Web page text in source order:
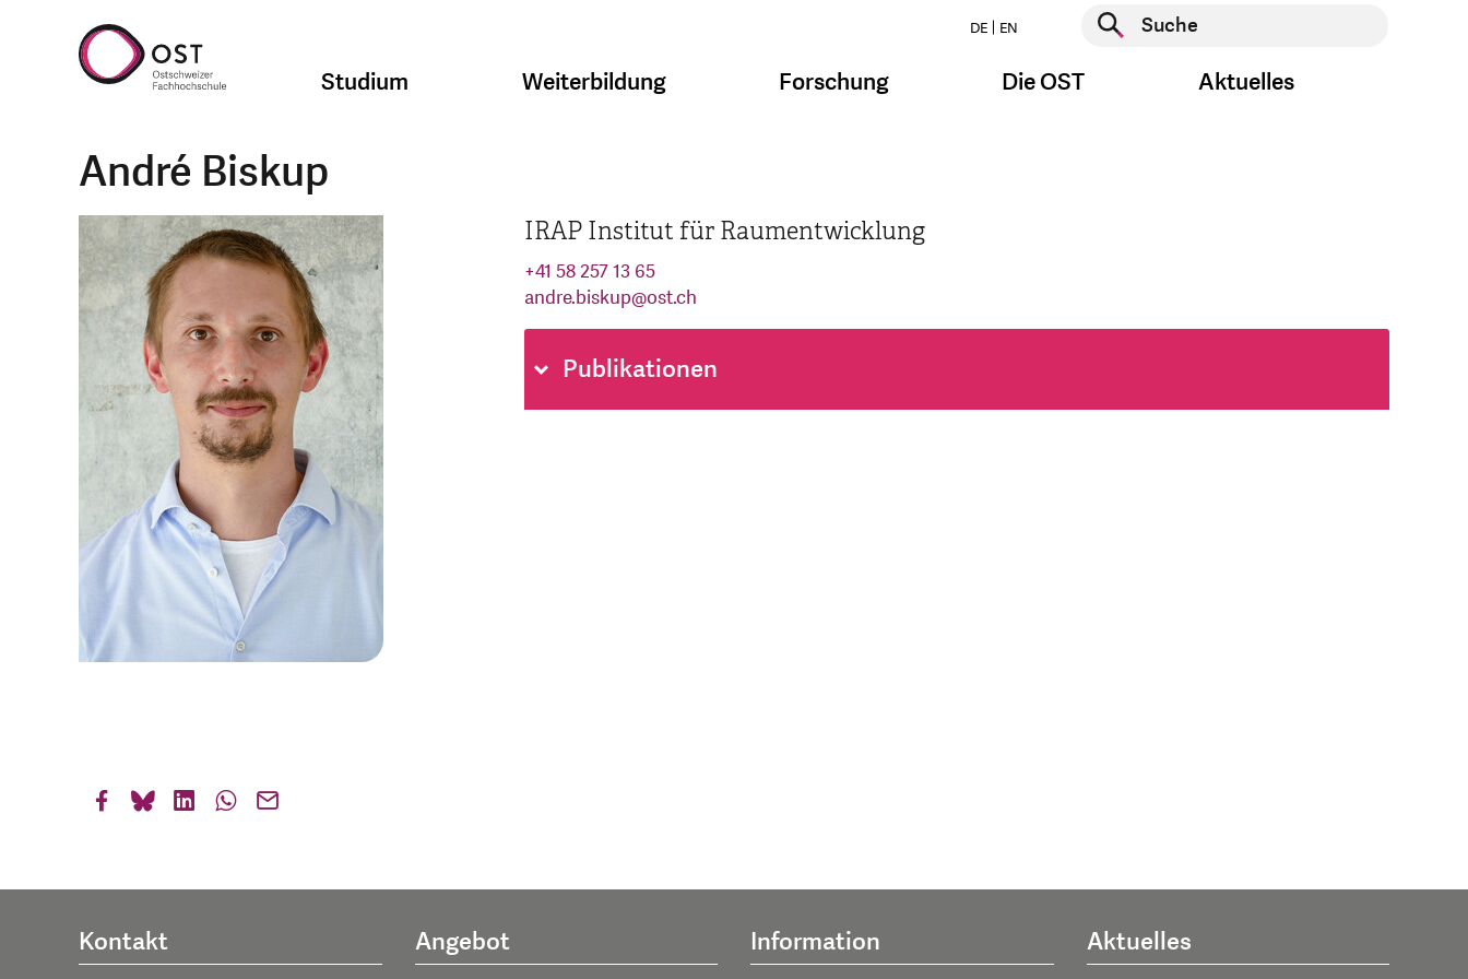
DE EN
Suche starten
Studium Weiterbildung Forschung Die OST Aktuelles
André Biskup
IRAP Institut für Raumentwicklung
+41 58 257 13 65
andre.biskup@ost.ch
Publikationen
Kontakt Angebot Information Aktuelles